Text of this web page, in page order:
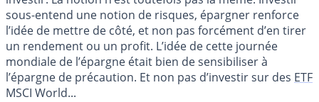
sous-entend une notion de risques, épargner renforce
l’idée de mettre de côté, et non pas forcément d’en tirer
un rendement ou un profit. L’idée de cette journée
mondiale de l’épargne était bien de sensibiliser à
l’épargne de précaution. Et non pas d’investir sur des ETF
MSCI World...